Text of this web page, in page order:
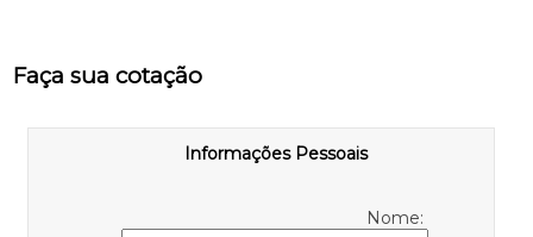
Faça sua cotação
Informações Pessoais
Nome: